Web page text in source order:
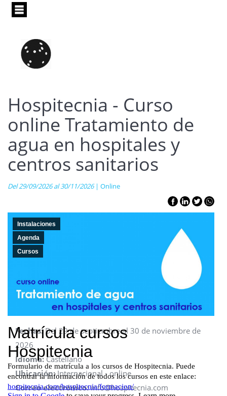
Pasar
principal
Hospitecnia - Curso
online Tratamiento de
agua en hospitales y
centros sanitarios
Del 29/09/2026 al 30/11/2026| Online
Instalaciones
Agenda
Cursos
Fechas:Del 29 de septiembre al 30 de noviembre de
2026
Idioma:Castellano
Ubicación:Internacional - online
Correo electrónico:info@hospitecnia.com